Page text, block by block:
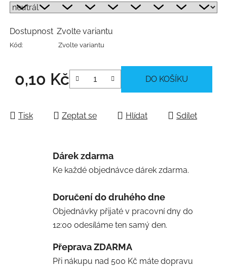
Dostupnost Zvolte variantu
Kód: Zvolte variantu
0,10 Kč DO KOŠÍKU
Tisk Zeptat se Hlídat Sdílet
Dárek zdarma
Ke každé objednávce dárek zdarma.
Doručení do druhého dne
Objednávky přijaté v pracovní dny do
12:00 odesíláme ten samý den.
Přeprava ZDARMA
Při nákupu nad 500 Kč máte dopravu